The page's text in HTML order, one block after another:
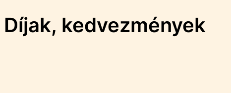
Díjak, kedvezmények